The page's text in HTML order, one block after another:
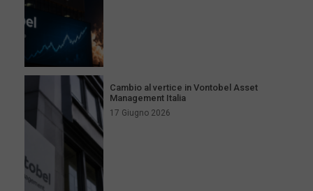
Cambio al vertice in Vontobel Asset
Management Italia
17 Giugno 2026